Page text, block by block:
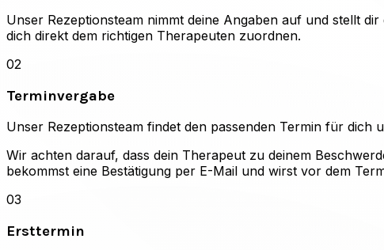
Unser Rezeptionsteam nimmt deine Angaben auf und stellt
dich direkt dem richtigen Therapeuten zuordnen.
02
Terminvergabe
Unser Rezeptionsteam findet den passenden Termin für dich
Wir achten darauf, dass dein Therapeut zu deinem
bekommst eine Bestätigung per E-Mail und wirst vor dem
03
Ersttermin